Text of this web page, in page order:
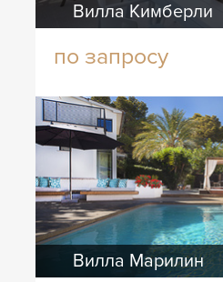
Вилла Кимберли
по запросу
Вилла Марилин